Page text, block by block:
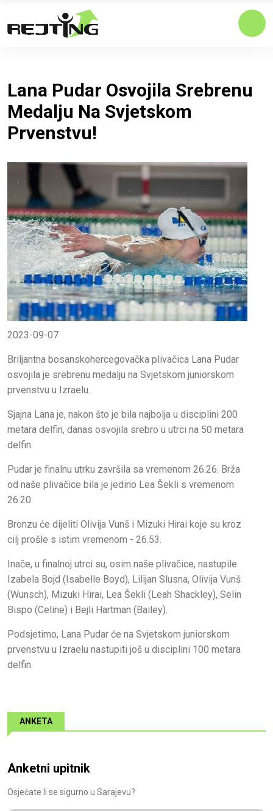
Lana Pudar Osvojila Srebrenu
Medalju Na Svjetskom
Prvenstvu!
2023-09-07
Briljantna bosanskohercegovačka plivačica Lana Pudar
osvojila je srebrenu medalju na Svjetskom juniorskom
prvenstvu u Izraelu.
Sjajna Lana je, nakon što je bila najbolja u disciplini 200
metara delfin, danas osvojila srebro u utrci na 50 metara
delfin.
Pudar je finalnu utrku završila sa vremenom 26.26. Brža
od naše plivačice bila je jedino Lea Šekli s vremenom
26.20.
Bronzu će dijeliti Olivija Vunš i Mizuki Hirai koje su kroz
cilj prošle s istim vremenom - 26.53.
Inače, u finalnoj utrci su, osim naše plivačice, nastupile
Izabela Bojd (Isabelle Boyd), Lilijan Slusna, Olivija Vunš
(Wunsch), Mizuki Hirai, Lea Šekli (Leah Shackley), Selin
Bispo (Celine) i Bejli Hartman (Bailey).
Podsjetimo, Lana Pudar će na Svjetskom juniorskom
prvenstvu u Izraelu nastupiti još u disciplini 100 metara
delfin.
ANKETA
Anketni upitnik
Osjećate li se sigurno u Sarajevu?